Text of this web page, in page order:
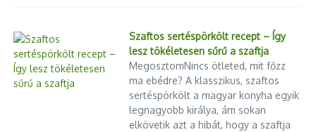
Szaftos sertéspörkölt recept – Így
lesz tökéletesen sűrű a szaftja
MegosztomNincs ötleted, mit főzz
ma ebédre? A klasszikus, szaftos
sertéspörkölt a magyar konyha egyik
legnagyobb királya, ám sokan
elkövetik azt a hibát, hogy a szaftja